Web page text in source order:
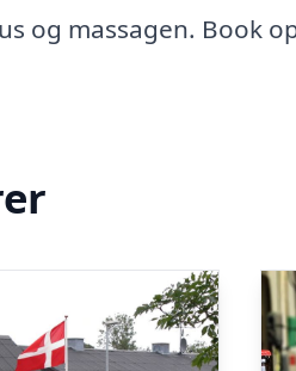
og massagen. Book